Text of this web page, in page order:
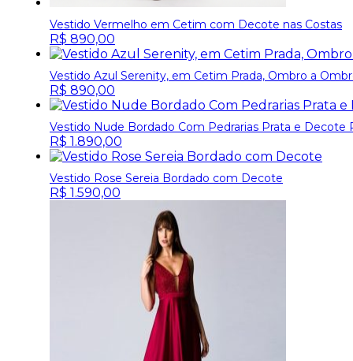
Vestido Vermelho em Cetim com Decote nas Costas
R$ 890,00
Vestido Azul Serenity, em Cetim Prada, Ombro a
R$ 890,00
Vestido Nude Bordado Com Pedrarias Prata e Decote
R$ 1.890,00
Vestido Rose Sereia Bordado com Decote
R$ 1.590,00